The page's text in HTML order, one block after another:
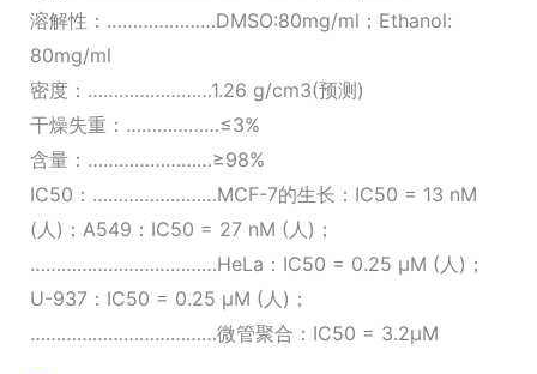
溶解性：…………………DMSO:80mg/ml；Ethanol:
80mg/ml
密度：……………………1.26 g/cm3(预测)
干燥失重：………………≤3%
含量：……………………≥98%
IC50：……………………MCF-7的生长：IC50 = 13 nM
(人)；A549：IC50 = 27 nM (人)；
………………………………HeLa：IC50 = 0.25 µM (人)；
U-937：IC50 = 0.25 µM (人)；
………………………………微管聚合：IC50 = 3.2µM